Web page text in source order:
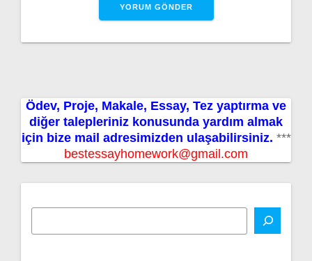
Ödev, Proje, Makale, Essay, Tez yaptırma ve
diğer talepleriniz konusunda yardım almak
için bize mail adresimizden ulaşabilirsiniz. ***
bestessayhomework@gmail.com